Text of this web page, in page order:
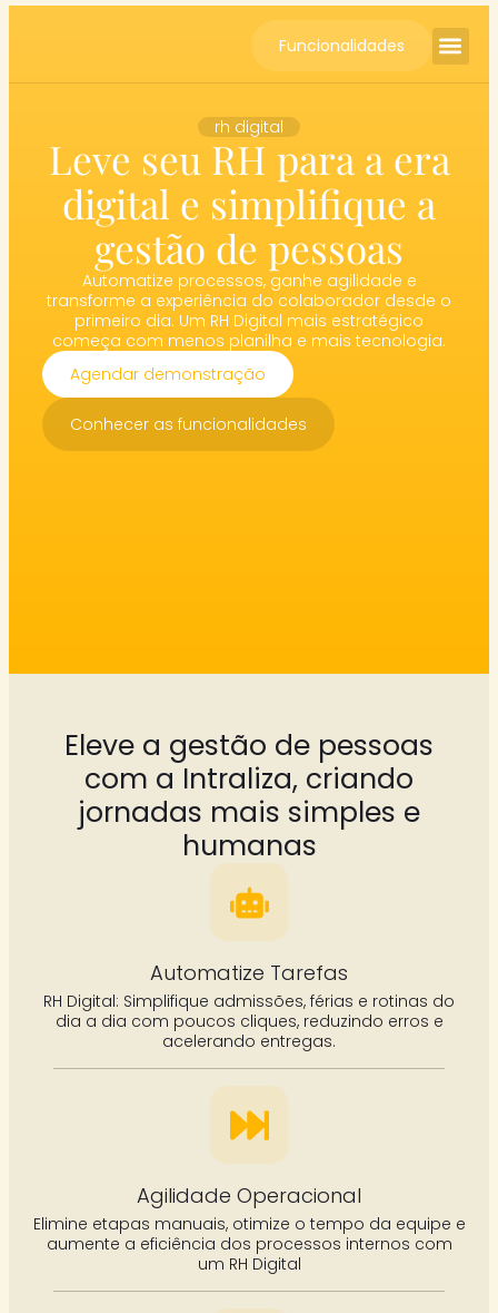
Funcionalidades
rh digital
Leve seu RH para a era
digital e simplifique a
gestão de pessoas
Automatize processos, ganhe agilidade e
transforme a experiência do colaborador desde o
primeiro dia. Um RH Digital mais estratégico
começa com menos planilha e mais tecnologia.
Agendar demonstração
Conhecer as funcionalidades
Eleve a gestão de pessoas
com a Intraliza, criando
jornadas mais simples e
humanas
Automatize Tarefas
RH Digital: Simplifique admissões, férias e rotinas do
dia a dia com poucos cliques, reduzindo erros e
acelerando entregas.
Agilidade Operacional
Elimine etapas manuais, otimize o tempo da equipe e
aumente a eficiência dos processos internos com
um RH Digital